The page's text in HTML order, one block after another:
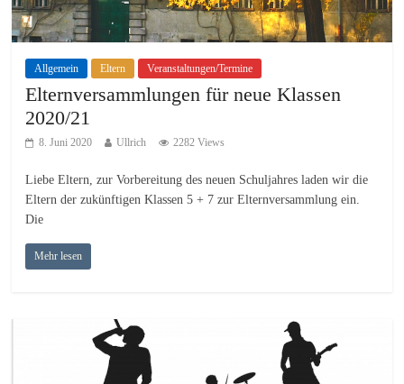
Allgemein Eltern Veranstaltungen/Termine
Elternversammlungen für neue Klassen
2020/21
8. Juni 2020 Ullrich 2282 Views
Liebe Eltern, zur Vorbereitung des neuen Schuljahres laden wir die
Eltern der zukünftigen Klassen 5 + 7 zur Elternversammlung ein.
Die
Mehr lesen